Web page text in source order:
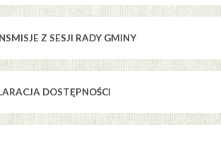
Z SESJI RADY GMINY
DOSTĘPNOŚCI